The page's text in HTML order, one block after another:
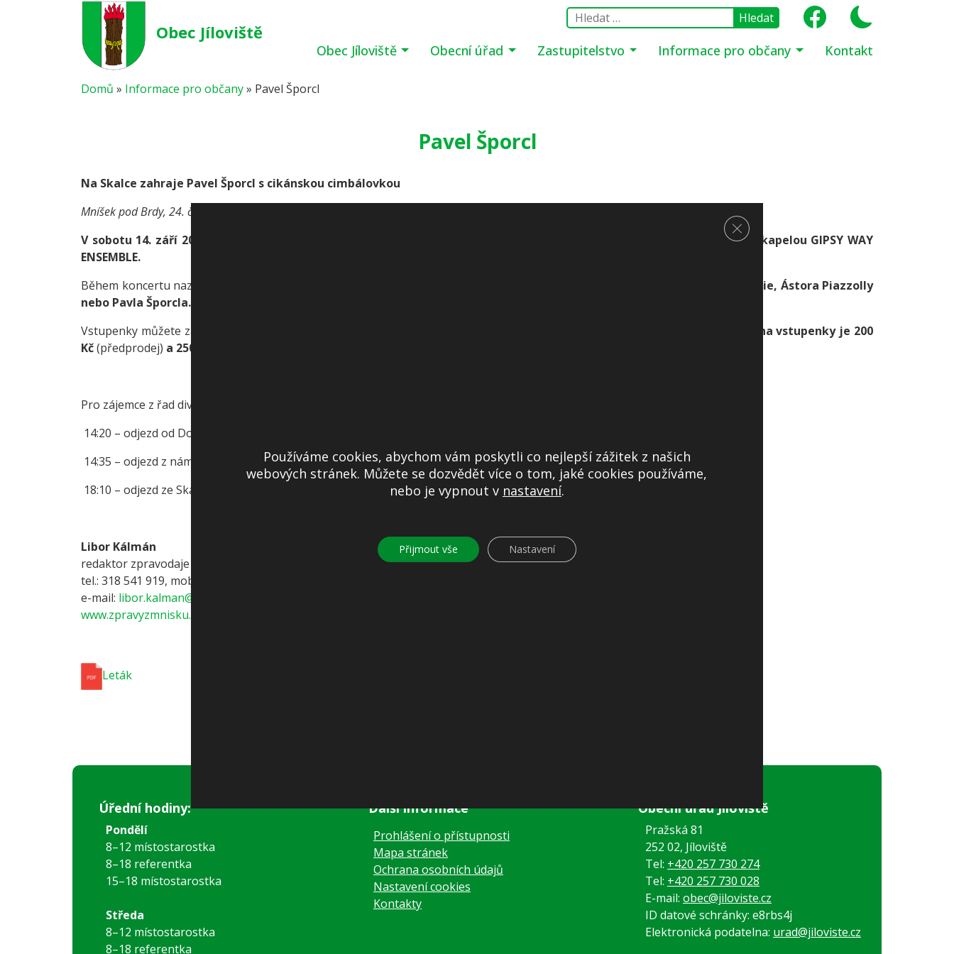
Obec Jíloviště
Obec Jíloviště Obecní úřad Zastupitelstvo Informace pro občany Kontakt
Domů » Informace pro občany» Pavel Šporcl
Pavel Šporcl
Na Skalce zahraje Pavel Šporcl s cikánskou cimbálovkou
Mníšek pod Brdy, 24. července 2019
V sobotu 14. září 2019 se od 15 hodin na Skalce uskuteční koncert houslisty PAVLA ŠPORCLA s cikánskou cimbálovou kapelou GIPSY WAY
ENSEMBLE.
Během koncertu nazvaného GIPSY FIRE zazní skladby
Johannese Brahmse, Jenöho Hubaye, Arama Chačaturiana, Bély Babaie, Ástora Piazzolly
nebo Pavla Šporcla.
Vstupenky můžete zakoupit na pokladně MěÚ Mníšek pod Brdy nebo v mníšeckých kavárnách Malý mnich a Patina House.
Cena vstupenky je 200
Kč(předprodej) a 250 Kč
Pro zájemce z řad diváků bude přistaven autobus:
14:20 – odjezd od Domova pro seniory Pod Skalkou
14:35 – odjezd z náměstí F.X. Svobody
18:10 – odjezd ze Skalky nazpět do Mníšku
Libor Kálmán
redaktor zpravodaje – Městský úřad Mníšek pod Brdy
tel.: 318 541 919, mob.: 605 064 921
e-mail: libor.kalman@mnisek.cz
www.zpravyzmnisku.cz
Leták
Úřední hodiny:
Pondělí
8–12 místostarostka
8–18 referentka
15–18 místostarostka
Středa
8–12 místostarostka
8–18 referentka
Další informace
Prohlášení o přístupnosti
Mapa stránek
Ochrana osobních údajů
Nastavení cookies
Kontakty
Obecní úřad Jíloviště
Pražská 81
252 02, Jíloviště
Tel: +420 257 730 274
Tel: +420 257 730 028
E-mail: obec@jiloviste.cz
ID datové schránky: e8rbs4j
Elektronická podatelna: urad@jiloviste.cz
Používáme cookies, abychom vám poskytli co nejlepší zážitek z našich
webových stránek. Můžete se dozvědět více o tom, jaké cookies používáme,
nebo je vypnout v nastavení.
Přijmout vše Nastavení
Zavřít cookie lištu GDPR